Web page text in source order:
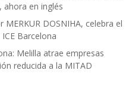
ahora en inglés
DOSNIHA, celebra el
Barcelona
Melilla atrae empresas
reducida a la MITAD